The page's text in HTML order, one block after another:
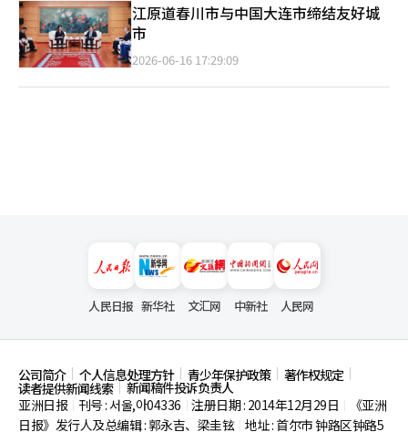
江原道春川市与中国大连市缔结友好城
市
2026-06-16 17:29:09
人民日报 新华社 文汇网 中新社 人民网
公司简介 个人信息处理方针 青少年保护政策 著作权规定
读者提供新闻线索
新闻稿件投诉负责人
亚洲日报
刊号 : 서울,아04336 注册日期 : 2014年12月29日
《亚洲
日报》发行人及总编辑 : 郭永吉、梁圭铉 地址 : 首尔市钟路区钟路5